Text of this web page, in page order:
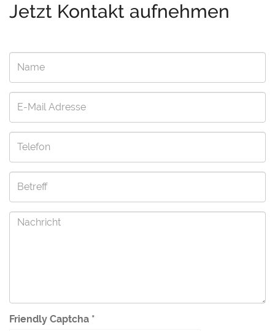
Jetzt Kontakt aufnehmen
Friendly Captcha *